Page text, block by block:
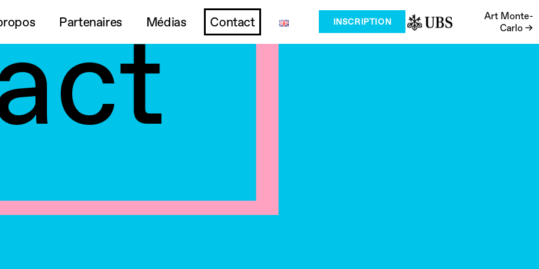
Partenaires Médias Contact INSCRIPTION
Art Monte-
Carlo →